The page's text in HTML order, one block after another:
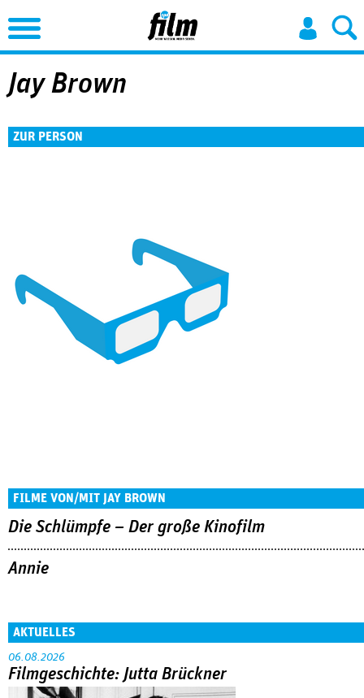
Jump to Navigation
Jay Brown
ZUR PERSON
FILME VON/MIT JAY BROWN
Die Schlümpfe – Der große Kinofilm
Annie
AKTUELLES
06.08.2026
Filmgeschichte: Jutta Brückner